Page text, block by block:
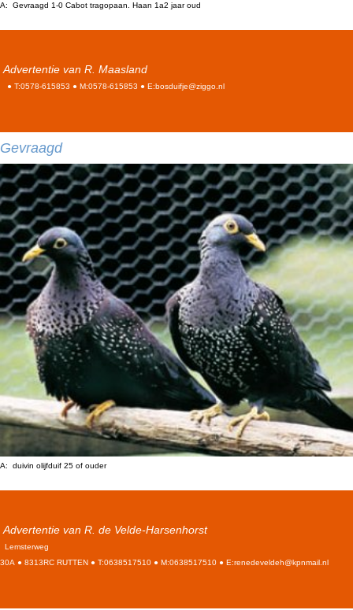
A: Gevraagd 1-0 Cabot tragopaan. Haan 1a2 jaar oud
Advertentie van R. Maasland
● T:0578-615853 ● M:0578-615853 ● E:bosduifje@ziggo.nl
Gevraagd
A: duivin olijfduif 25 of ouder
Advertentie van R. de Velde-Harsenhorst
Lemsterweg
30A ● 8313RC RUTTEN ● T:0638517510 ● M:0638517510 ● E:renedeveldeh@kpnmail.nl